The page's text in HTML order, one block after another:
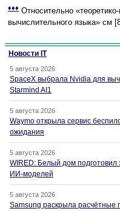
♦♦♦ Относительно
вычислительного языка» см
Новости IT
5 августа 2026
SpaceX выбрала Nvidia для
Starmind AI1
5 августа 2026
Waymo открыла сервис
ожидания
5 августа 2026
WIRED: Белый дом
ИИ-моделей
5 августа 2026
Samsung раскрыла расчётные